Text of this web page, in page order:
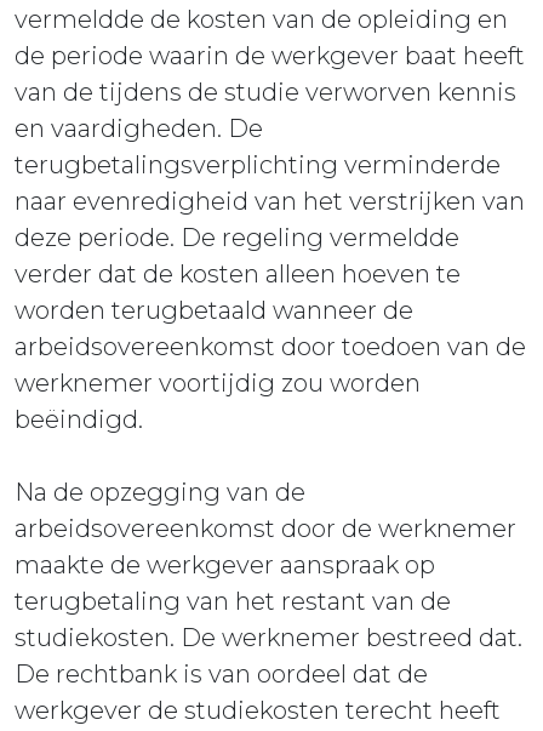
vermeldde de kosten van de opleiding en
de periode waarin de werkgever baat heeft
van de tijdens de studie verworven kennis
en vaardigheden. De
terugbetalingsverplichting verminderde
naar evenredigheid van het verstrijken van
deze periode. De regeling vermeldde
verder dat de kosten alleen hoeven te
worden terugbetaald wanneer de
arbeidsovereenkomst door toedoen van de
werknemer voortijdig zou worden
beëindigd.
Na de opzegging van de
arbeidsovereenkomst door de werknemer
maakte de werkgever aanspraak op
terugbetaling van het restant van de
studiekosten. De werknemer bestreed dat.
De rechtbank is van oordeel dat de
werkgever de studiekosten terecht heeft